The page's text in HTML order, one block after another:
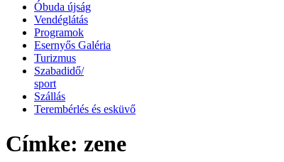
Óbuda újság
Vendéglátás
Programok
Esernyős Galéria
Turizmus
Szabadidő/
sport
Szállás
Terembérlés és esküvő
Címke: zene